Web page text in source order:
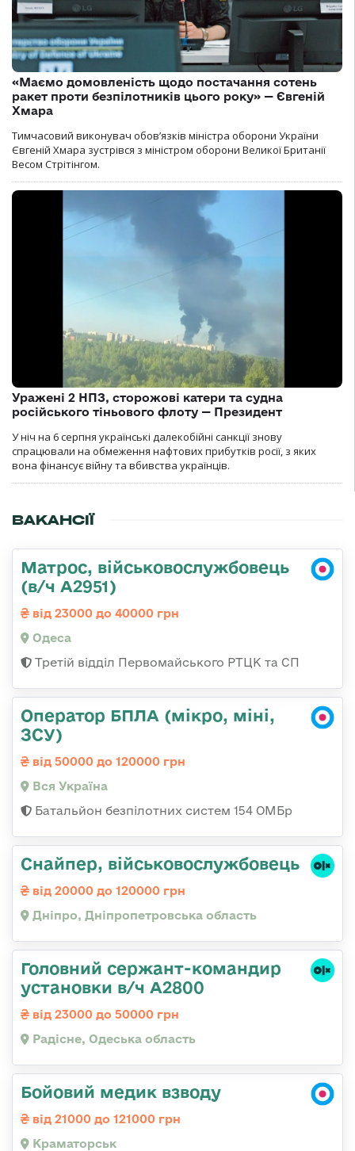
«Маємо домовленість щодо постачання сотень
ракет проти безпілотників цього року» — Євгеній
Хмара
Тимчасовий виконувач обов’язків міністра оборони України
Євгеній Хмара зустрівся з міністром оборони Великої Британії
Весом Стрітінгом.
Уражені 2 НПЗ, сторожові катери та судна
російського тіньового флоту — Президент
У ніч на 6 серпня українські далекобійні санкції знову
спрацювали на обмеження нафтових прибутків росії, з яких
вона фінансує війну та вбивства українців.
ВАКАНСІЇ
Матрос, військовослужбовець
(в/ч А2951)
від 23000 до 40000 грн
Одеса
Третій відділ Первомайського РТЦК та СП
Оператор БПЛА (мікро, міні,
ЗСУ)
від 50000 до 120000 грн
Вся Україна
Батальйон безпілотних систем 154 ОМБр
Снайпер, військовослужбовець
від 20000 до 120000 грн
Дніпро, Дніпропетровська область
Головний сержант-командир
установки в/ч А2800
від 23000 до 50000 грн
Радісне, Одеська область
Бойовий медик взводу
від 21000 до 121000 грн
Краматорськ